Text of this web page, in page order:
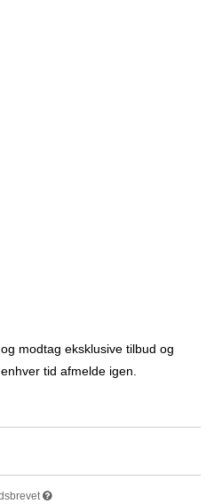
modtag eksklusive tilbud og
tid afmelde igen.